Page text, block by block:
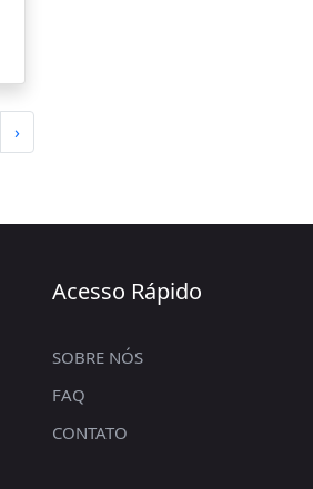
›
Acesso Rápido
SOBRE NÓS
FAQ
CONTATO